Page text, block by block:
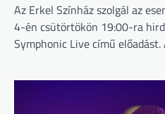
Az Erkel Színház szolgál az
4-én csütörtökön 19:00-ra
Symphonic Live című